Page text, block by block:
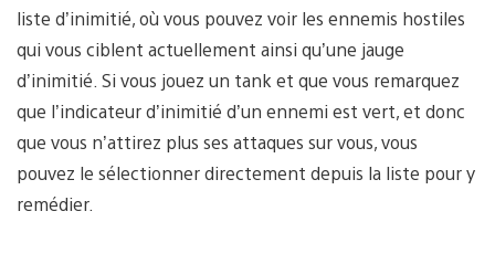
liste d’inimitié, où vous pouvez voir les ennemis hostiles
qui vous ciblent actuellement ainsi qu’une jauge
d’inimitié. Si vous jouez un tank et que vous remarquez
que l’indicateur d’inimitié d’un ennemi est vert, et donc
que vous n’attirez plus ses attaques sur vous, vous
pouvez le sélectionner directement depuis la liste pour y
remédier.